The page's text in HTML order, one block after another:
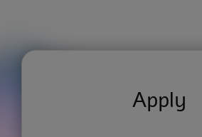
Apply